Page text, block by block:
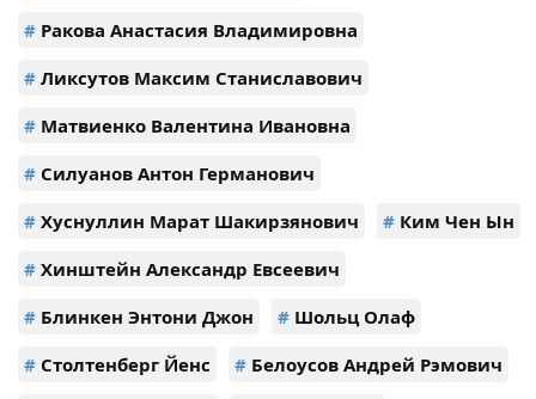
# Ракова Анастасия Владимировна
# Ликсутов Максим Станиславович
# Матвиенко Валентина Ивановна
# Силуанов Антон Германович
# Хуснуллин Марат Шакирзянович # Ким Чен Ын
# Хинштейн Александр Евсеевич
# Блинкен Энтони Джон # Шольц Олаф
# Столтенберг Йенс # Белоусов Андрей Рэмович